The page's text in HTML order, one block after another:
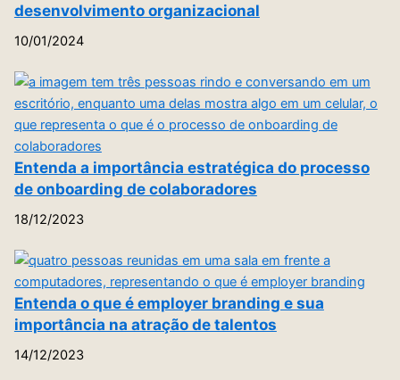
desenvolvimento organizacional
10/01/2024
Entenda a importância estratégica do processo
de onboarding de colaboradores
18/12/2023
Entenda o que é employer branding e sua
importância na atração de talentos
14/12/2023